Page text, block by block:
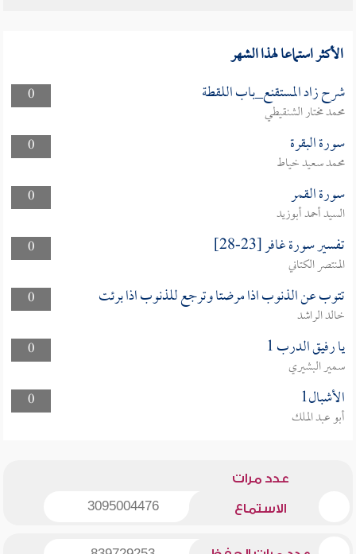
الأكثر استماعا لهذا الشهر
0 شرح زاد المستقنع_باب اللقطة
محمد مختار الشنقيطي
0
سورة البقرة
محمد سعيد خياط
0
سورة القمر
السيد أحمد أبوزيد
0
تفسير سورة غافر [23-28]
المنتصر الكتاني
0
تتوب عن الذنوب اذا مرضتا وترجع للذنوب اذا برئت
خالد الراشد
0
يا رفيق الدرب 1
سمير البشيري
0
الأشبال1
أبو عبد الملك
عدد مرات
الاستماع 3095004476